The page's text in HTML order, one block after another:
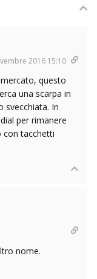
2016 15:10
questo
una scarpa in
svecchiata. In
per rimanere
con tacchetti
nome.